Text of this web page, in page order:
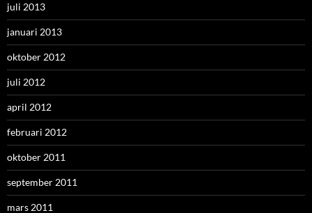
juli 2013
januari 2013
oktober 2012
juli 2012
april 2012
februari 2012
oktober 2011
september 2011
mars 2011